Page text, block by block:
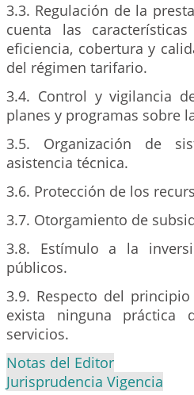
3.3. Regulación de la
cuenta las
eficiencia, cobertura y
del régimen tarifario.
3.4. Control y vigilancia
planes y programas sobre
3.5. Organización de
asistencia técnica.
3.6. Protección de los
3.7. Otorgamiento de
3.8. Estímulo a la
públicos.
3.9. Respecto del
exista ninguna práctica
servicios.
Notas del Editor
Jurisprudencia Vigencia